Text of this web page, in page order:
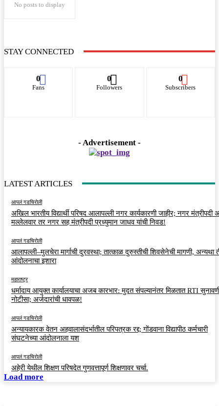
No posts to display
STAY CONNECTED
0
Fans
0
Followers
0
Subscribers
- Advertisement -
LATEST ARTICLES
आपलं गडचिरोली
अखिल भारतीय विद्यार्थी परिषद आलापल्ली नगर कार्यकारणी जाहीर; नगर मंत्रीपदी
मल्लेलवार तर नगर सह मंत्रीपदी प्रध्युमान जाधव यांची निवड!
आपलं गडचिरोली
आलापल्ली–मुलचेरा मार्गाची दुरवस्था; तात्काळ दुरुस्तीची शिवसेनेची मागणी, अन्यथा
आंदोलनाचा इशारा
महाराष्ट्र
धर्मादाय आयुक्त कार्यालयाचा अजब कारभार: मुदत संपल्यानंतर मिळतात RTI
नोटीसा; अर्जदारांची धावपळ!
आपलं गडचिरोली
अन्यायकारक वेतन अहवालासंदर्भातील परिपत्रक रद्द; गोंडवाना विद्यापीठ कर्मचारी
संघटनेच्या आंदोलनाला यश
आपलं गडचिरोली
अहेरी येथील शिक्षण परिषदेत गुणवत्तापूर्ण शिक्षणावर चर्चा.
Load more